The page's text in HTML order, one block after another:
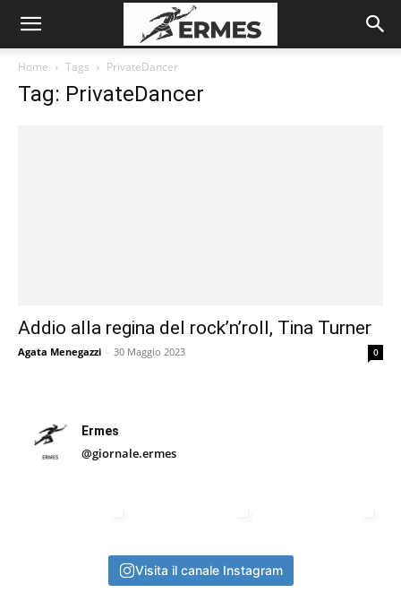
Home Tags PrivateDancer
Tag: PrivateDancer
Addio alla regina del rock’n’roll, Tina Turner
Agata Menegazzi - 30 Maggio 2023 0
Ermes
@giornale.ermes
Visita il canale Instagram